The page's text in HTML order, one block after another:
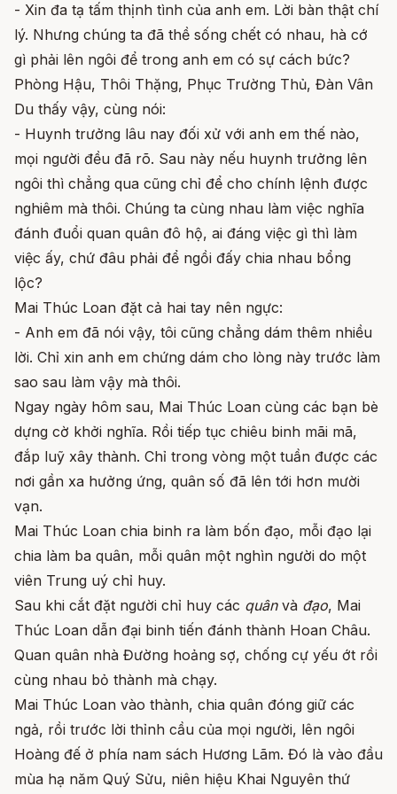
- Xin đa tạ tấm thịnh tình của anh em. Lời bàn thật chí
lý. Nhưng chúng ta đã thề sống chết có nhau, hà cớ
gì phải lên ngôi để trong anh em có sự cách bức?
Phòng Hậu, Thôi Thặng, Phục Trường Thủ, Đàn Vân
Du thấy vậy, cùng nói:
- Huynh trưởng lâu nay đối xử với anh em thế nào,
mọi người đều đã rõ. Sau này nếu huynh trưởng lên
ngôi thì chẳng qua cũng chỉ để cho chính lệnh được
nghiêm mà thôi. Chúng ta cùng nhau làm việc nghĩa
đánh đuổi quan quân đô hộ, ai đáng việc gì thì làm
việc ấy, chứ đâu phải để ngồi đấy chia nhau bổng
lộc?
Mai Thúc Loan đặt cả hai tay nên ngực:
- Anh em đã nói vậy, tôi cũng chẳng dám thêm nhiều
lời. Chỉ xin anh em chứng dám cho lòng này trước làm
sao sau làm vậy mà thôi.
Ngay ngày hôm sau, Mai Thúc Loan cùng các bạn bè
dựng cờ khởi nghĩa. Rồi tiếp tục chiêu binh mãi mã,
đắp luỹ xây thành. Chỉ trong vòng một tuần được các
nơi gần xa hưởng ứng, quân số đã lên tới hơn mười
vạn.
Mai Thúc Loan chia binh ra làm bốn đạo, mỗi đạo lại
chia làm ba quân, mỗi quân một nghìn người do một
viên Trung uý chỉ huy.
Sau khi cắt đặt người chỉ huy các quân và đạo, Mai
Thúc Loan dẫn đại binh tiến đánh thành Hoan Châu.
Quan quân nhà Đường hoảng sợ, chống cự yếu ớt rồi
cùng nhau bỏ thành mà chạy.
Mai Thúc Loan vào thành, chia quân đóng giữ các
ngả, rồi trước lời thỉnh cầu của mọi người, lên ngôi
Hoàng đế ở phía nam sách Hương Lãm. Đó là vào đầu
mùa hạ năm Quý Sửu, niên hiệu Khai Nguyên thứ